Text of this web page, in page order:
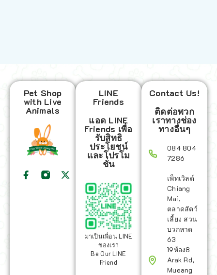
Pet Shop
with Live
Animals
LINE
Friends
แอด LINE
Friends เพื่อ
รับสิทธิ
ประโยชน์
และโปรโม
ชั่น
มาเป็นเพื่อน LINE
ของเรา
Be Our LINE
Friend
Contact Us!
ติดต่อพวก
เราทางช่อง
ทางอื่นๆ
084 804
7286
เพ็ทเวิลด์
Chiang
Mai,
ตลาดสัตว์
เลี้ยง สวน
บวกหาด
63
19ห้อง8
Arak Rd,
Mueang